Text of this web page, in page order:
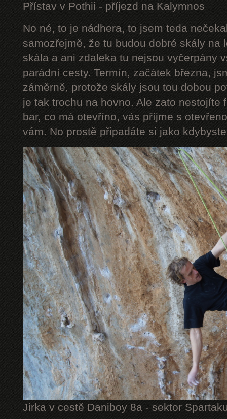
Přístav v Pothii - příjezd na Kalymnos
No né, to je nádhera, to jsem teda
samozřejmě, že tu budou dobré skály na
skála a ani zdaleka tu nejsou vyčerpány
parádní cesty. Termín, začátek března,
záměrně, protože skály jsou tou dobou
je tak trochu na hovno. Ale zato nestojíte
bar, co má otevříno, vás příjme s
vám. No prostě připadáte si jako
Jirka v cestě Daniboy 8a - sektor